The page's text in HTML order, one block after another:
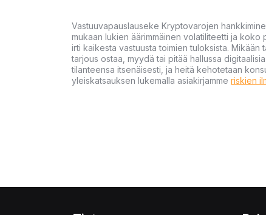
Vastuuvapauslauseke Kryptovarojen
mukaan lukien äärimmäinen volatiliteetti ja koko
irti kaikesta vastuusta toimien tuloksista.
tarjous ostaa, myydä tai pitää hallussa
tilanteensa itsenäisesti, ja heitä kehotetaan
yleiskatsauksen lukemalla asiakirjamme riskien